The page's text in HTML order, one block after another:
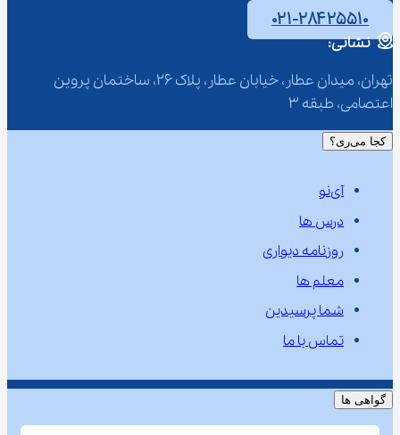
۰۲۱-۲۸۴۲۵۵۱۰
نشانی:
تهران، میدان عطار، خیابان عطار، پلاک 26، ساختمان پروین
اعتصامی، طبقه 3
کجا می‌ری؟
آی‌نو
درس ها
روزنامه دیواری
معلم ها
شما پرسیدین
تماس با ما
گواهی ها